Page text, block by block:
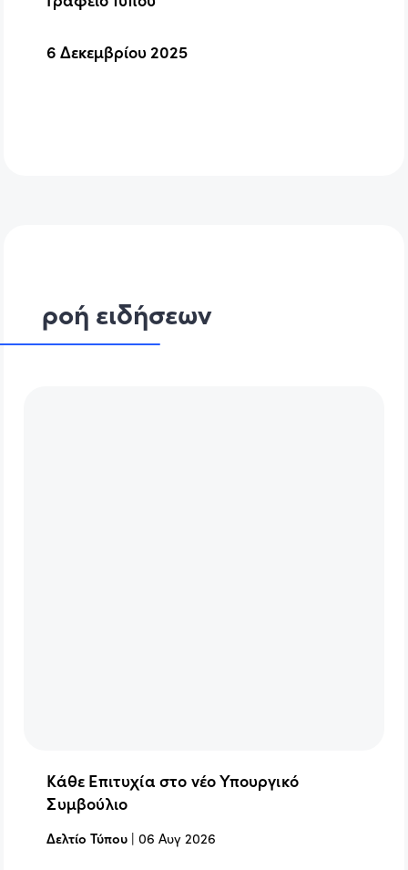
6 Δεκεμβρίου 2025
ροή ειδήσεων
Κάθε Επιτυχία στο νέο Υπουργικό
Συμβούλιο
Δελτίο Τύπου |06 Αυγ 2026